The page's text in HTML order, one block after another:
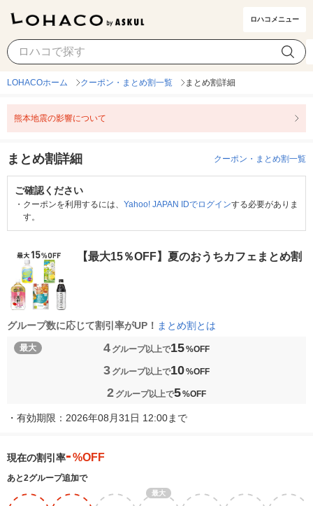
ロハコメニュー
LOHACOホーム クーポン・まとめ割一覧 まとめ割詳細
熊本地震の影響について
まとめ割詳細 クーポン・まとめ割一覧
ご確認ください
・ クーポンを利用するには、 Yahoo! JAPAN IDでログインする必要がありま
す。
【最大15％OFF】夏のおうちカフェまとめ割
グループ数に応じて割引率がUP！ まとめ割とは
最大 4 グループ以上で15%OFF
3 グループ以上で10%OFF
2 グループ以上で5%OFF
・ 有効期限：2026年08月31日 12:00まで
現在の割引率-%OFF
あと2グループ追加で
最大